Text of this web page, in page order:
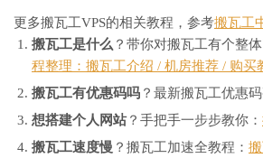
更多搬瓦工VPS的相关教程，参考搬瓦工
搬瓦工是什么 ？带你对搬瓦工有个整体
程整理：搬瓦工介绍 / 机房推荐 / 购买
搬瓦工有优惠码吗 ？最新搬瓦工优惠码
想搭建个人网站？手把手一步步教你：
搬瓦工速度慢 ？搬瓦工加速全教程：